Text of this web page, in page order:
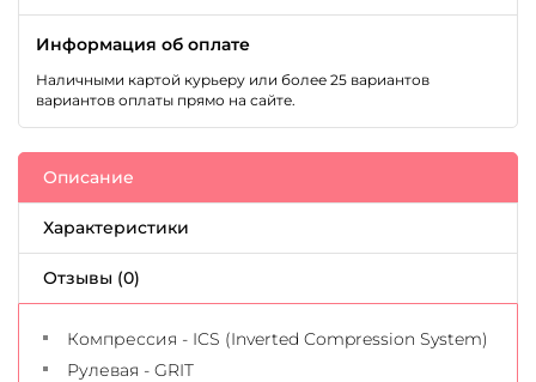
Информация об оплате
Наличными картой курьеру или более 25 вариантов
вариантов оплаты прямо на сайте.
Описание
Характеристики
Отзывы (0)
Компрессия - ICS (Inverted Compression System)
Рулевая - GRIT